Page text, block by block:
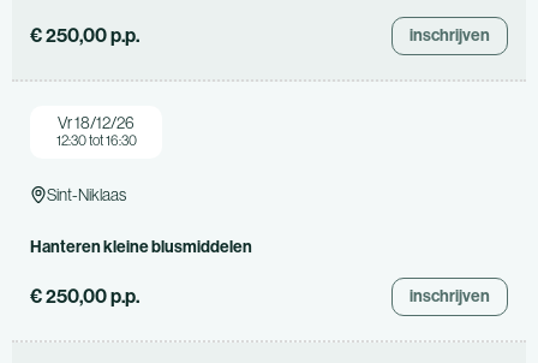
€ 250,00 p.p. inschrijven
Vr 18/12/26
12:30 tot 16:30
Sint-Niklaas
Hanteren kleine blusmiddelen
€ 250,00 p.p. inschrijven